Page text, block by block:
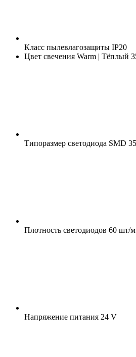
Класс пылевлагозащиты IP20
Цвет свечения Warm | Тёплый
Типоразмер светодиода SMD
Плотность светодиодов 60 шт/м
Напряжение питания 24 V